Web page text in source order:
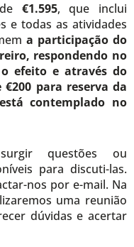
€1.595, que inclui
e todas as atividades
a participação do
respondendo no
efeito e através do
€200 para reserva da
contemplado no
questões ou
para discuti-las.
nos por e-mail. Na
uma reunião
dúvidas e acertar